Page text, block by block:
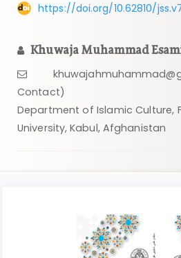
https://doi.org/10.62810/
Khuwaja Muhammad
Contact)
Department of Islamic Culture,
University, Kabul, Afghanistan